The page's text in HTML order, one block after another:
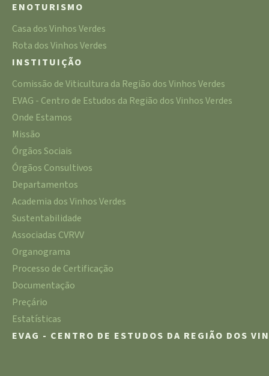
ENOTURISMO
Casa dos Vinhos Verdes
Rota dos Vinhos Verdes
INSTITUIÇÃO
Comissão de Viticultura da Região dos Vinhos Verdes
EVAG - Centro de Estudos da Região dos Vinhos Verdes
Onde Estamos
Missão
Órgãos Sociais
Órgãos Consultivos
Departamentos
Academia dos Vinhos Verdes
Sustentabilidade
Associadas CVRVV
Organograma
Processo de Certificação
Documentação
Preçário
Estatísticas
EVAG - CENTRO DE ESTUDOS DA REGIÃO DOS